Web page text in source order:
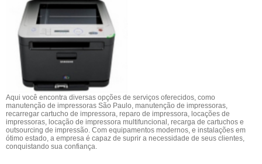
Aqui você encontra diversas opções de serviços oferecidos, como
manutenção de impressoras São Paulo, manutenção de impressoras,
recarregar cartucho de impressora, reparo de impressora, locações de
impressoras, locação de impressora multifuncional, recarga de cartuchos e
outsourcing de impressão. Com equipamentos modernos, e instalações em
ótimo estado, a empresa é capaz de suprir a necessidade de seus clientes,
conquistando sua confiança.